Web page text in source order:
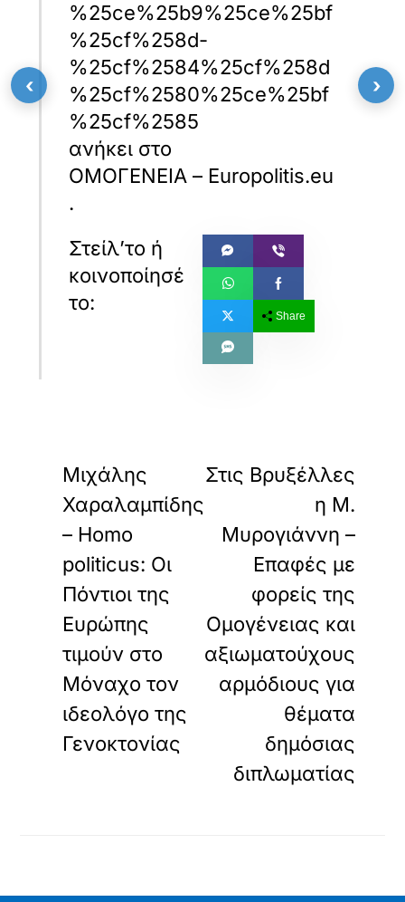
%25ce%25b9%25ce%25bf
%25cf%258d-
%25cf%2584%25cf%258d
%25cf%2580%25ce%25bf
%25cf%2585
ανήκει στο
ΟΜΟΓΕΝΕΙΑ – Europolitis.eu
.
Share
Μιχάλης
Χαραλαμπίδης
– Homo
politicus: Οι
Πόντιοι της
Ευρώπης
τιμούν στο
Μόναχο τον
ιδεολόγο της
Γενοκτονίας
Στις Βρυξέλλες
η Μ.
Μυρογιάννη –
Επαφές με
φορείς της
Ομογένειας και
αξιωματούχους
αρμόδιους για
θέματα
δημόσιας
διπλωματίας
‹ ›